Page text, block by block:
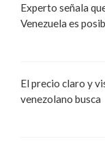
Experto señala
Venezuela es
El precio claro y
venezolano busca